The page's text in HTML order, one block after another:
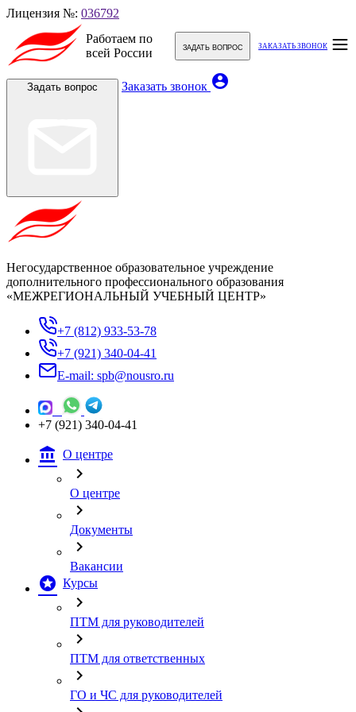
Лицензия №: 036792
Работаем по
всей России
ЗАДАТЬ ВОПРОС ЗАКАЗАТЬ ЗВОНОК
Заказать звонок account_circle
Негосударственное образовательное учреждение
дополнительного профессионального образования
«МЕЖРЕГИОНАЛЬНЫЙ УЧЕБНЫЙ ЦЕНТР»
+7 (812) 933-53-78
+7 (921) 340-04-41
E-mail: spb@nousro.ru
+7 (921) 340-04-41
account_balance О центре
chevron_right
О центре
chevron_right
Документы
chevron_right
Вакансии
stars Курсы
chevron_right
ПТМ для руководителей
chevron_right
ПТМ для ответственных
chevron_right
ГО и ЧС для руководителей